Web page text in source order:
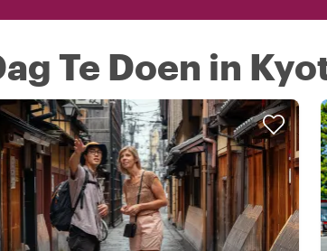
Te Doen in